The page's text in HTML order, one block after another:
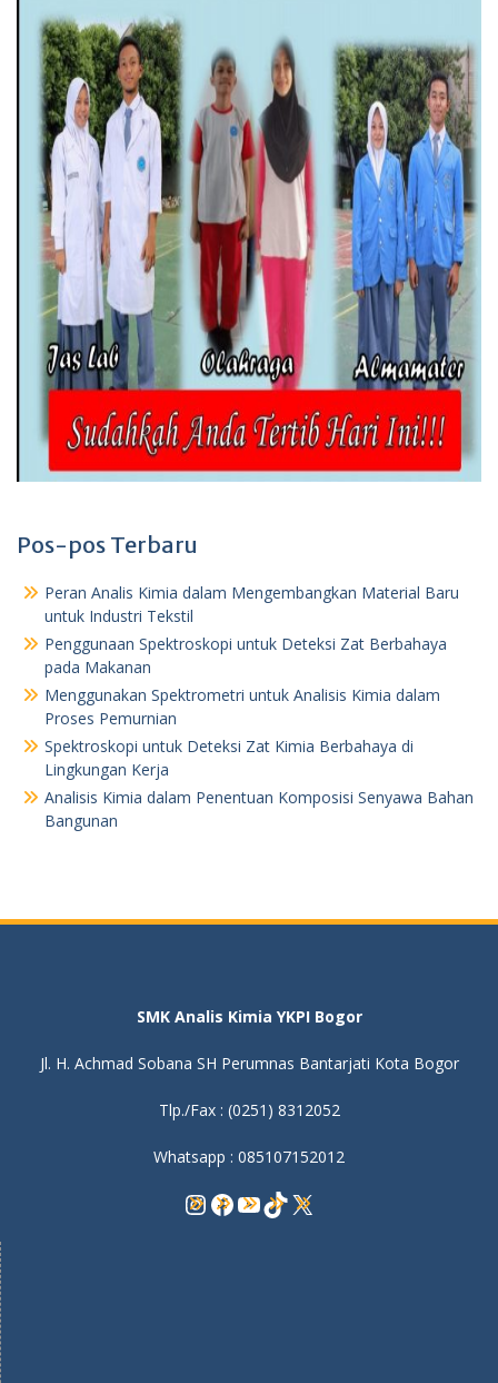
Pos-pos Terbaru
Peran Analis Kimia dalam Mengembangkan Material Baru
untuk Industri Tekstil
Penggunaan Spektroskopi untuk Deteksi Zat Berbahaya
pada Makanan
Menggunakan Spektrometri untuk Analisis Kimia dalam
Proses Pemurnian
Spektroskopi untuk Deteksi Zat Kimia Berbahaya di
Lingkungan Kerja
Analisis Kimia dalam Penentuan Komposisi Senyawa Bahan
Bangunan
SMK Analis Kimia YKPI Bogor
Jl. H. Achmad Sobana SH Perumnas Bantarjati Kota Bogor
Tlp./Fax : (0251) 8312052
Whatsapp : 085107152012
Instagram
Facebook
YouTube
TikTok
X